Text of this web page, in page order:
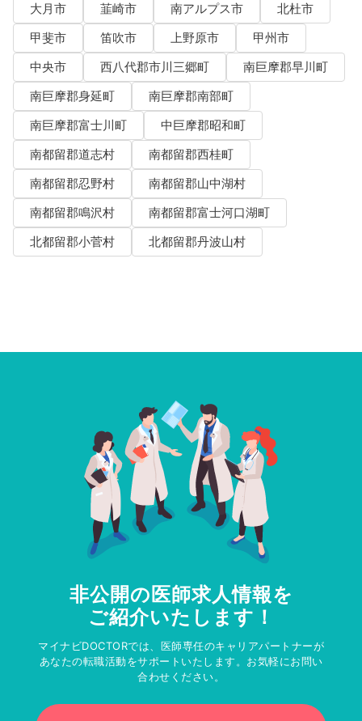
大月市
韮崎市 南アルプス市
北杜市
甲斐市
笛吹市 上野原市
甲州市
中央市
西八代郡市川三郷町
南巨摩郡早川町
南巨摩郡身延町
南巨摩郡南部町
南巨摩郡富士川町
中巨摩郡昭和町
南都留郡道志村
南都留郡西桂町
南都留郡忍野村
南都留郡山中湖村
南都留郡鳴沢村
南都留郡富士河口湖町
北都留郡小菅村
北都留郡丹波山村
非公開の医師求人情報を
ご紹介いたします！
マイナビDOCTORでは、医師専任のキャリアパートナーが
あなたの転職活動をサポートいたします。お気軽にお問い
合わせください。